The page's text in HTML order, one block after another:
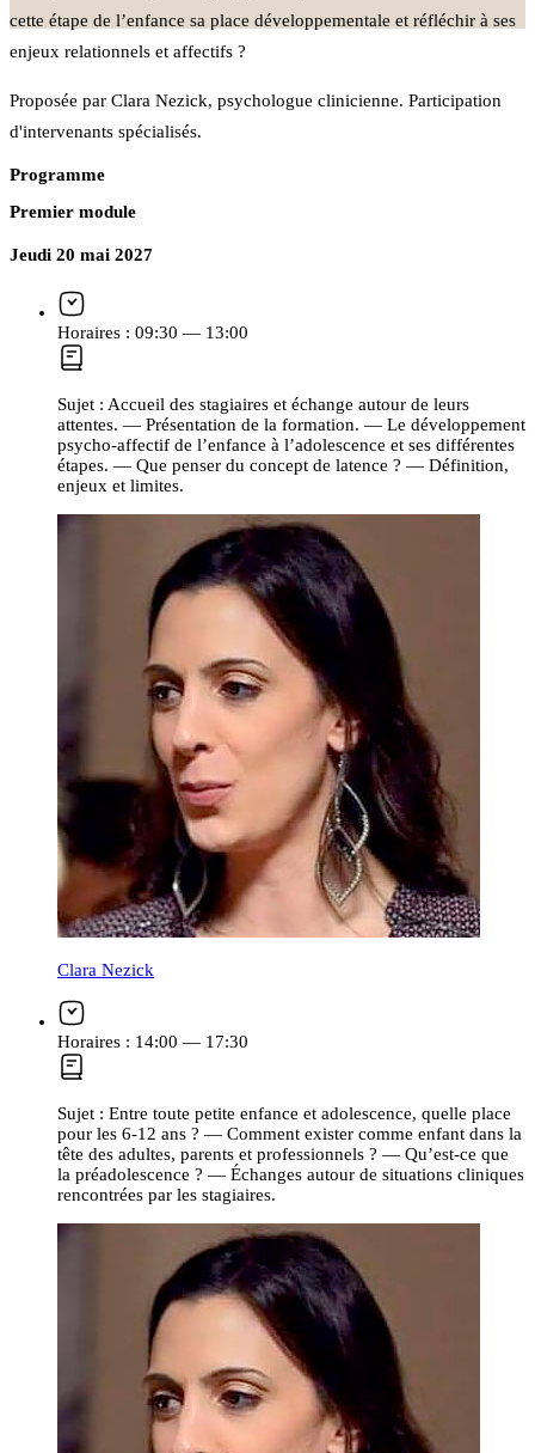
cette étape de l’enfance sa place développementale et réfléchir à ses
enjeux relationnels et affectifs ?
Proposée par Clara Nezick, psychologue clinicienne. Participation
d'intervenants spécialisés.
Programme
Premier module
Jeudi 20 mai 2027
Horaires : 09:30 — 13:00
Sujet : Accueil des stagiaires et échange autour de leurs
attentes. — Présentation de la formation. — Le développement
psycho-affectif de l’enfance à l’adolescence et ses différentes
étapes. — Que penser du concept de latence ? — Définition,
enjeux et limites.
Clara Nezick
Horaires : 14:00 — 17:30
Sujet : Entre toute petite enfance et adolescence, quelle place
pour les 6-12 ans ? — Comment exister comme enfant dans la
tête des adultes, parents et professionnels ? — Qu’est-ce que
la préadolescence ? — Échanges autour de situations cliniques
rencontrées par les stagiaires.